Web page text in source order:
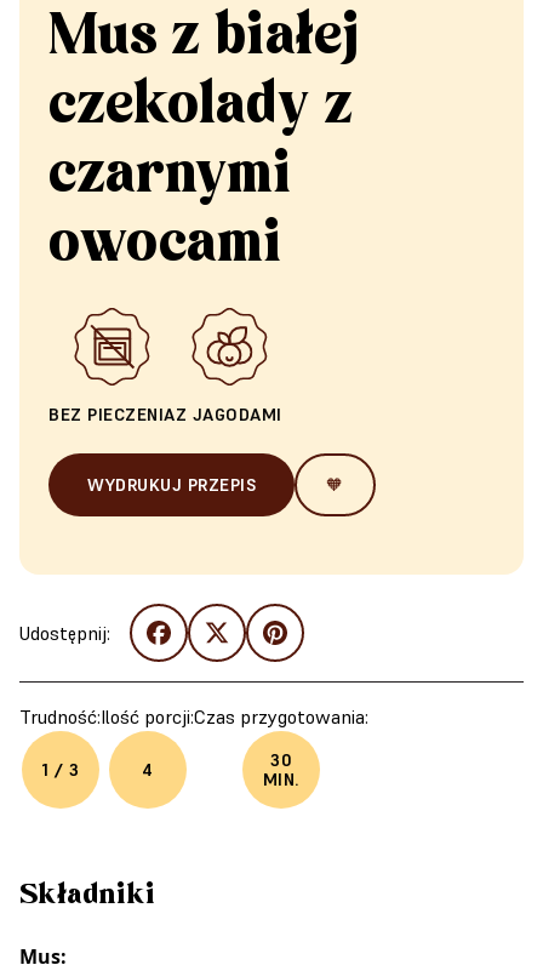
Mus z białej
czekolady z
czarnymi
owocami
BEZ PIECZENIAZ JAGODAMI
WYDRUKUJ PRZEPIS 🧡
Udostępnij:
Trudność:
1 / 3
Ilość porcji:
4
Czas przygotowania:
30
MIN.
Składniki
Mus: